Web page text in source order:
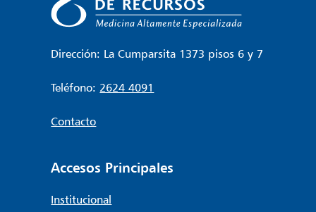
Dirección: La Cumparsita 1373 pisos 6 y 7
Teléfono: 2624 4091
Contacto
Accesos Principales
Institucional